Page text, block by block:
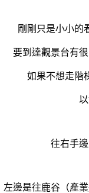
剛剛只是小小的
要到達觀景台有
如果不想走階
往右手
左邊是往鹿谷（產